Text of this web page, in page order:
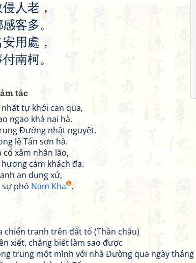
侵 人老 ，
感客多。
安用 處 ，
付南柯。
tác
nhất tự khởi can qua,
ngao khả nại hà.
Đường nhật nguyệt,
lệ Tấn sơn hà.
cố xâm nhân lão,
cảm khách đa.
an dụng xứ,
sự phó Nam Kha .
chiến tranh trên đất tổ (Thần châu)
xiết, chẳng biết làm sao được
trung một mình với nhà Đường qua ngày tháng